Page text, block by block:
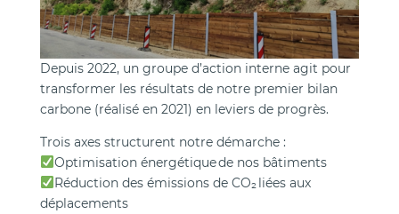
Depuis 2022, un groupe d’action interne agit pour
transformer les résultats de notre premier bilan
carbone (réalisé en 2021) en leviers de progrès.
Trois axes structurent notre démarche :
Optimisation énergétique de nos bâtiments
Réduction des émissions de CO₂ liées aux
déplacements